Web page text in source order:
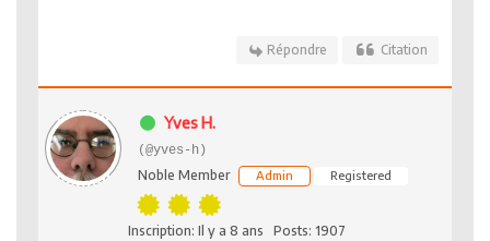
Répondre Citation
Yves H.
(@yves-h)
Noble Member Admin Registered
Inscription: Il y a 8 ans Posts: 1907